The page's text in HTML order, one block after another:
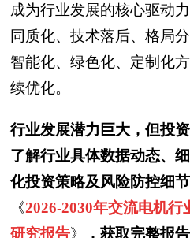
成为行业发展的核心驱动
同质化、技术落后、格局
智能化、绿色化、定制化
续优化。
行业发展潜力巨大，但投
了解行业具体数据动态、
化投资策略及风险防控细
《2026-2030年交流电机
研究报告》 ，获取完整报